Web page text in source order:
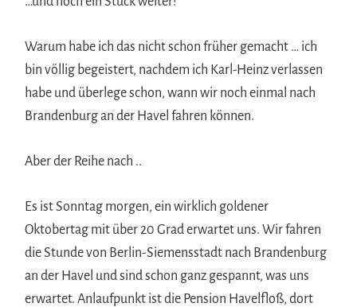
Warum habe ich das nicht schon früher gemacht … ich
bin völlig begeistert, nachdem ich Karl-Heinz verlassen
habe und überlege schon, wann wir noch einmal nach
Brandenburg an der Havel fahren können.
Aber der Reihe nach ..
Es ist Sonntag morgen, ein wirklich goldener
Oktobertag mit über 20 Grad erwartet uns. Wir fahren
die Stunde von Berlin-Siemensstadt nach Brandenburg
an der Havel und sind schon ganz gespannt, was uns
erwartet. Anlaufpunkt ist die Pension Havelfloß, dort